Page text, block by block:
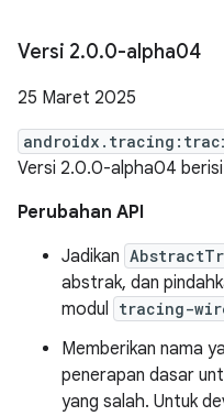
Versi 2.0.0-alpha04
25 Maret 2025
Versi 2.0.0-alpha04 berisi
Perubahan API
Jadikan
abstrak, dan
modul tracing-
Memberikan nama
penerapan dasar
yang salah. Untuk